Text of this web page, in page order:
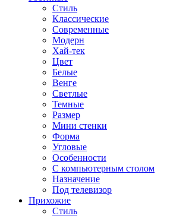
Стиль
Классические
Современные
Модерн
Хай-тек
Цвет
Белые
Венге
Светлые
Темные
Размер
Мини стенки
Форма
Угловые
Особенности
С компьютерным столом
Назначение
Под телевизор
Прихожие
Стиль